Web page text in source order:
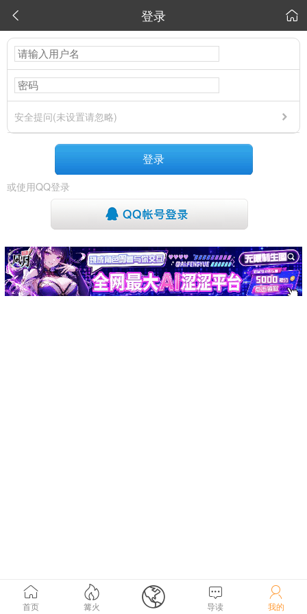
 登录 
安全提问(未设置请忽略)
登录
或使用QQ登录

首页

篝火  
导读

我的